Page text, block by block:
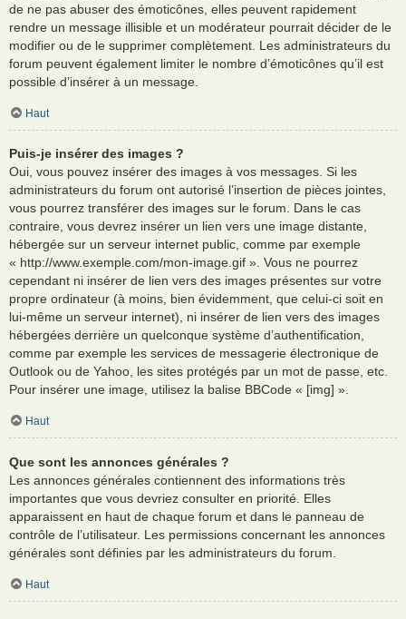
de ne pas abuser des émoticônes, elles peuvent rapidement
rendre un message illisible et un modérateur pourrait décider de le
modifier ou de le supprimer complètement. Les administrateurs du
forum peuvent également limiter le nombre d’émoticônes qu’il est
possible d’insérer à un message.
Haut
Puis-je insérer des images ?
Oui, vous pouvez insérer des images à vos messages. Si les
administrateurs du forum ont autorisé l’insertion de pièces jointes,
vous pourrez transférer des images sur le forum. Dans le cas
contraire, vous devrez insérer un lien vers une image distante,
hébergée sur un serveur internet public, comme par exemple
« http://www.exemple.com/mon-image.gif ». Vous ne pourrez
cependant ni insérer de lien vers des images présentes sur votre
propre ordinateur (à moins, bien évidemment, que celui-ci soit en
lui-même un serveur internet), ni insérer de lien vers des images
hébergées derrière un quelconque système d’authentification,
comme par exemple les services de messagerie électronique de
Outlook ou de Yahoo, les sites protégés par un mot de passe, etc.
Pour insérer une image, utilisez la balise BBCode « [img] ».
Haut
Que sont les annonces générales ?
Les annonces générales contiennent des informations très
importantes que vous devriez consulter en priorité. Elles
apparaissent en haut de chaque forum et dans le panneau de
contrôle de l’utilisateur. Les permissions concernant les annonces
générales sont définies par les administrateurs du forum.
Haut